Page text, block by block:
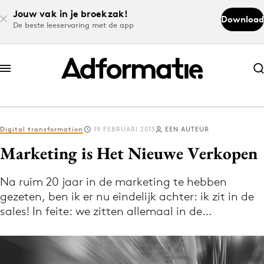
Jouw vak in je broekzak!
De beste leeservaring met de app
Download
Abonneer nu
Abonneer nu
Log in
Download de app
Volg het laatste nieuws via de Adformatie
Nieuws app
Digital transformation 19 FEBRUARI 2013 EEN AUTEUR
Marketing is Het Nieuwe Verkopen
Na ruim 20 jaar in de marketing te hebben
gezeten, ben ik er nu eindelijk achter: ik zit in de
sales! In feite: we zitten allemaal in de…